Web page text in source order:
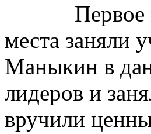
Первое
места заняли
Маныкин в
лидеров и
вручили